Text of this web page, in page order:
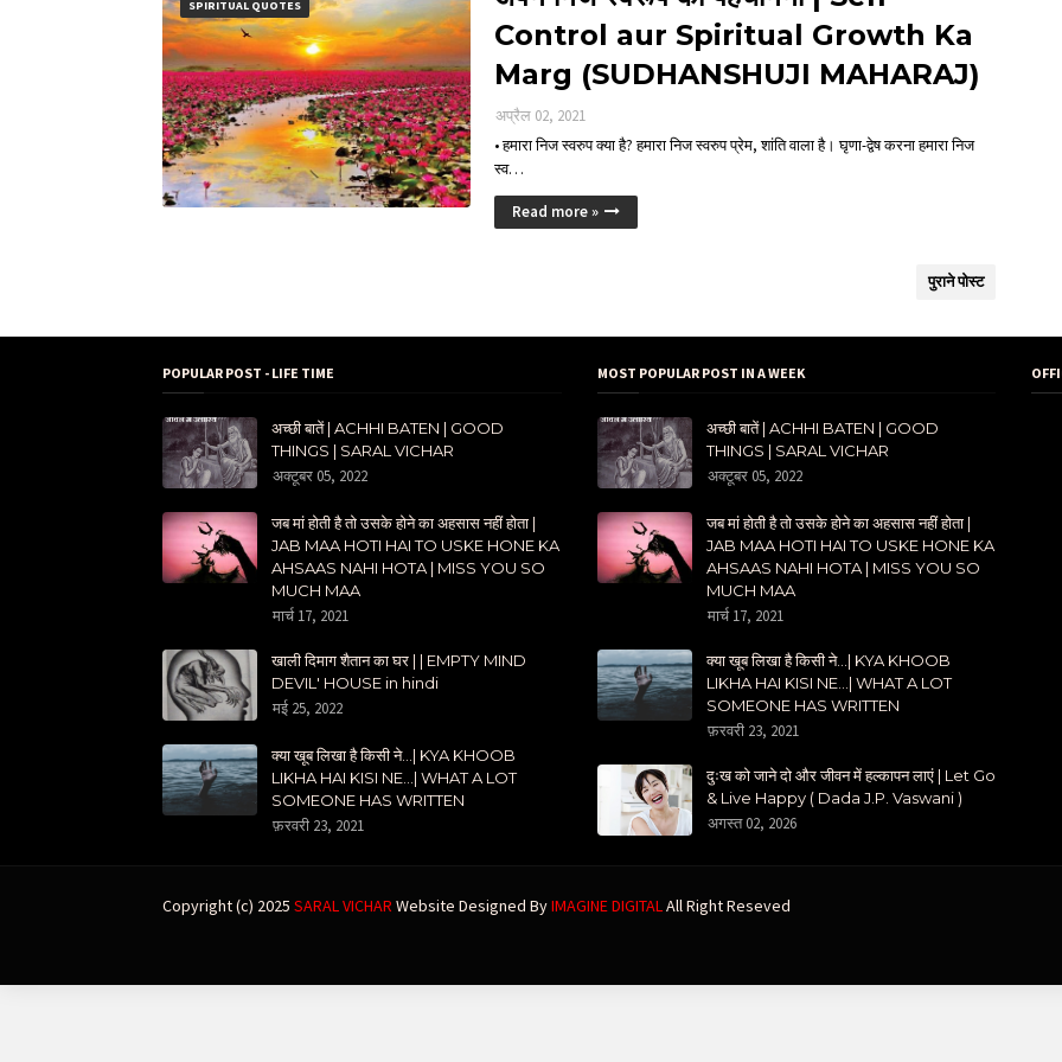
SPIRITUAL QUOTES
Control aur Spiritual Growth Ka
Marg (SUDHANSHUJI MAHARAJ)
अप्रैल 02, 2021
• हमारा निज स्वरुप क्या है? हमारा निज स्वरुप प्रेम, शांति वाला है। घृणा-द्वेष करना हमारा निज
स्व…
Read more »
पुराने पोस्ट
POPULAR POST - LIFE TIME
अच्छी बातें | ACHHI BATEN | GOOD
THINGS | SARAL VICHAR
अक्टूबर 05, 2022
जब मां होती है तो उसके होने का अहसास नहीं होता |
JAB MAA HOTI HAI TO USKE HONE KA
AHSAAS NAHI HOTA | MISS YOU SO
MUCH MAA
मार्च 17, 2021
खाली दिमाग शैतान का घर | | EMPTY MIND
DEVIL' HOUSE in hindi
मई 25, 2022
क्या खूब लिखा है किसी ने...| KYA KHOOB
LIKHA HAI KISI NE...| WHAT A LOT
SOMEONE HAS WRITTEN
फ़रवरी 23, 2021
MOST POPULAR POST IN A WEEK
अच्छी बातें | ACHHI BATEN | GOOD
THINGS | SARAL VICHAR
अक्टूबर 05, 2022
जब मां होती है तो उसके होने का अहसास नहीं होता |
JAB MAA HOTI HAI TO USKE HONE KA
AHSAAS NAHI HOTA | MISS YOU SO
MUCH MAA
मार्च 17, 2021
क्या खूब लिखा है किसी ने...| KYA KHOOB
LIKHA HAI KISI NE...| WHAT A LOT
SOMEONE HAS WRITTEN
फ़रवरी 23, 2021
दुःख को जाने दो और जीवन में हल्कापन लाएं | Let Go
& Live Happy ( Dada J.P. Vaswani )
अगस्त 02, 2026
Copyright (c) 2025 SARAL VICHAR Website Designed ByIMAGINE DIGITALAll Right Reseved